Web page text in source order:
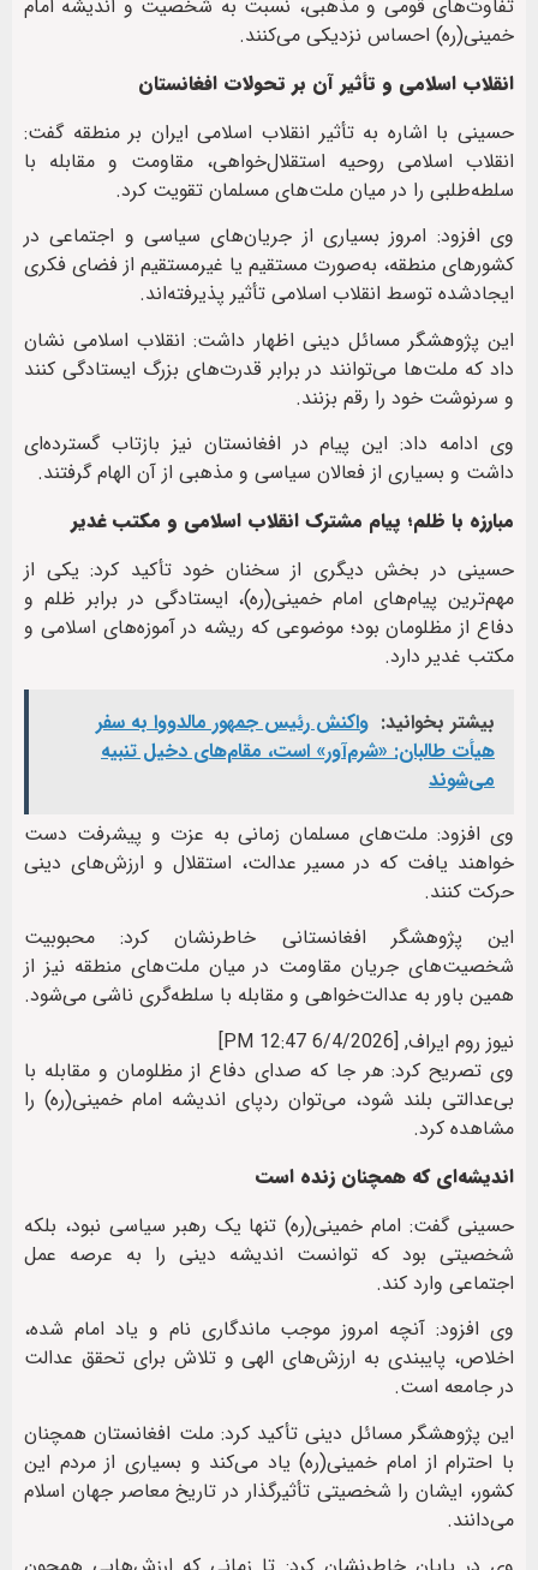
تفاوت‌های قومی و مذهبی، نسبت به شخصیت و اندیشه امام
خمینی(ره) احساس نزدیکی می‌کنند.
انقلاب اسلامی و تأثیر آن بر تحولات افغانستان
حسینی با اشاره به تأثیر انقلاب اسلامی ایران بر منطقه گفت:
انقلاب اسلامی روحیه استقلال‌خواهی، مقاومت و مقابله با
سلطه‌طلبی را در میان ملت‌های مسلمان تقویت کرد.
وی افزود: امروز بسیاری از جریان‌های سیاسی و اجتماعی در
کشورهای منطقه، به‌صورت مستقیم یا غیرمستقیم از فضای فکری
ایجادشده توسط انقلاب اسلامی تأثیر پذیرفته‌اند.
این پژوهشگر مسائل دینی اظهار داشت: انقلاب اسلامی نشان
داد که ملت‌ها می‌توانند در برابر قدرت‌های بزرگ ایستادگی کنند
و سرنوشت خود را رقم بزنند.
وی ادامه داد: این پیام در افغانستان نیز بازتاب گسترده‌ای
داشت و بسیاری از فعالان سیاسی و مذهبی از آن الهام گرفتند.
مبارزه با ظلم؛ پیام مشترک انقلاب اسلامی و مکتب غدیر
حسینی در بخش دیگری از سخنان خود تأکید کرد: یکی از
مهم‌ترین پیام‌های امام خمینی(ره)، ایستادگی در برابر ظلم و
دفاع از مظلومان بود؛ موضوعی که ریشه در آموزه‌های اسلامی و
مکتب غدیر دارد.
بیشتر بخوانید: واکنش رئیس جمهور مالدووا به سفر
هیأت طالبان: «شرم‌آور» است، مقام‌های دخیل تنبیه
می‌شوند
وی افزود: ملت‌های مسلمان زمانی به عزت و پیشرفت دست
خواهند یافت که در مسیر عدالت، استقلال و ارزش‌های دینی
حرکت کنند.
این پژوهشگر افغانستانی خاطرنشان کرد: محبوبیت
شخصیت‌های جریان مقاومت در میان ملت‌های منطقه نیز از
همین باور به عدالت‌خواهی و مقابله با سلطه‌گری ناشی می‌شود.
نیوز روم ایراف, [6/4/2026 12:47 PM]
وی تصریح کرد: هر جا که صدای دفاع از مظلومان و مقابله با
بی‌عدالتی بلند شود، می‌توان ردپای اندیشه امام خمینی(ره) را
مشاهده کرد.
اندیشه‌ای که همچنان زنده است
حسینی گفت: امام خمینی(ره) تنها یک رهبر سیاسی نبود، بلکه
شخصیتی بود که توانست اندیشه دینی را به عرصه عمل
اجتماعی وارد کند.
وی افزود: آنچه امروز موجب ماندگاری نام و یاد امام شده،
اخلاص، پایبندی به ارزش‌های الهی و تلاش برای تحقق عدالت
در جامعه است.
این پژوهشگر مسائل دینی تأکید کرد: ملت افغانستان همچنان
با احترام از امام خمینی(ره) یاد می‌کند و بسیاری از مردم این
کشور، ایشان را شخصیتی تأثیرگذار در تاریخ معاصر جهان اسلام
می‌دانند.